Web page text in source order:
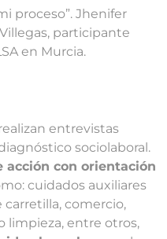
proceso”. Jhenifer
participante
en Murcia.
entrevistas
sociolaboral.
acción con orientación
cuidados auxiliares
carretilla, comercio,
limpieza, entre otros,